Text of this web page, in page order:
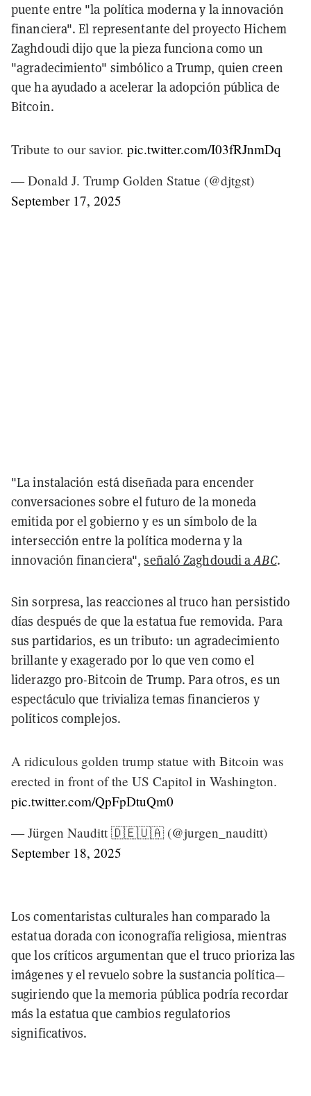
puente entre "la política moderna y la innovación
financiera". El representante del proyecto Hichem
Zaghdoudi dijo que la pieza funciona como un
"agradecimiento" simbólico a Trump, quien creen
que ha ayudado a acelerar la adopción pública de
Bitcoin.
Tribute to our savior. pic.twitter.com/I03fRJnmDq
— Donald J. Trump Golden Statue (@djtgst)
September 17, 2025
"La instalación está diseñada para encender
conversaciones sobre el futuro de la moneda
emitida por el gobierno y es un símbolo de la
intersección entre la política moderna y la
innovación financiera",señaló Zaghdoudi aABC.
Sin sorpresa, las reacciones al truco han persistido
días después de que la estatua fue removida. Para
sus partidarios, es un tributo: un agradecimiento
brillante y exagerado por lo que ven como el
liderazgo pro-Bitcoin de Trump. Para otros, es un
espectáculo que trivializa temas financieros y
políticos complejos.
A ridiculous golden trump statue with Bitcoin was
erected in front of the US Capitol in Washington.
pic.twitter.com/QpFpDtuQm0
— Jürgen Nauditt 🇩🇪🇺🇦 (@jurgen_nauditt)
September 18, 2025
Los comentaristas culturales han comparado la
estatua dorada con iconografía religiosa, mientras
que los críticos argumentan que el truco prioriza las
imágenes y el revuelo sobre la sustancia política—
sugiriendo que la memoria pública podría recordar
más la estatua que cambios regulatorios
significativos.